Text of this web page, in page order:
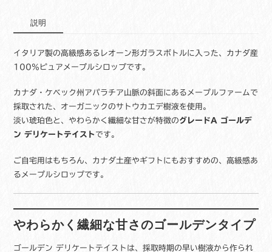
ニ
ッ
330g
250ml
3
本
セ
ッ
ト
カ
ナ
産
100％
ピ
説明
イタリア製の高級感あるレオーン形ガラスボトルに入った、カナダ産
100％ピュアメープルシロップです。
カナダ・ケベック州アパラチア山脈の斜面にあるメープルファームで
採取された、オーガニックのサトウカエデ樹液を使用。
淡い琥珀色と、やわらかく繊細な甘さが特徴のグレードA ゴールデ
ン デリケートテイスト です。
ご自宅用はもちろん、カナダ土産やギフトにもおすすめの、高級感あ
るメープルシロップです。
やわらかく繊細な甘さのゴールデンタイプ
ゴールデン デリケートテイストは、採取時期の早い樹液から作られ